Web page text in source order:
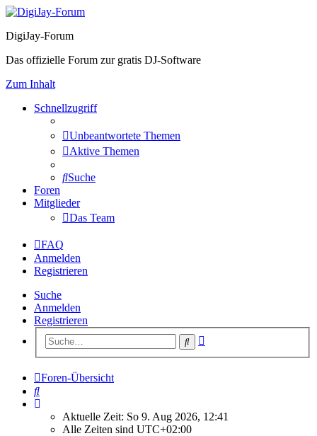
DigiJay-Forum
Das offizielle Forum zur gratis DJ-Software
Zum Inhalt
Schnellzugriff
Unbeantwortete Themen
Aktive Themen
Suche
Foren
Mitglieder
Das Team
FAQ
Anmelden
Registrieren
Suche
Anmelden
Registrieren
Suche
Foren-Übersicht
Suche
Aktuelle Zeit: So 9. Aug 2026, 12:41
Alle Zeiten sind UTC+02:00